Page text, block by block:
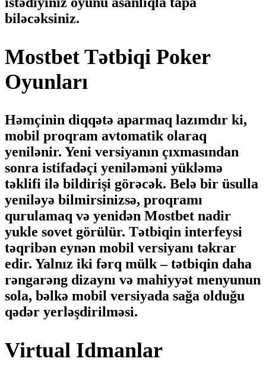
biləcəksiniz.
Mostbet Tətbiqi Poker
Oyunları
Həmçinin diqqətə aparmaq lazımdır ki,
mobil proqram avtomatik olaraq
yenilənir. Yeni versiyanın çıxmasından
sonra istifadəçi yeniləməni yükləmə
təklifi ilə bildirişi görəcək. Belə bir üsulla
yeniləyə bilmirsinizsə, proqramı
qurulamaq və yenidən Mostbet nadir
yukle sovet görülür. Tətbiqin interfeysi
təqribən eynən mobil versiyanı təkrar
edir. Yalnız iki fərq mülk – tətbiqin daha
rəngarəng dizaynı və mahiyyət menyunun
sola, bəlkə mobil versiyada sağa olduğu
qədər yerləşdirilməsi.
Virtual Idmanlar